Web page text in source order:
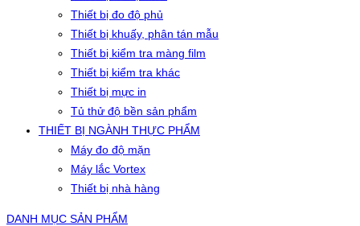
Thiết bị đo độ phủ
Thiết bị khuấy, phân tán mẫu
Thiết bị kiểm tra màng film
Thiết bị kiểm tra khác
Thiết bị mực in
Tủ thử độ bền sản phẩm
THIẾT BỊ NGÀNH THỰC PHẨM
Máy đo độ mặn
Máy lắc Vortex
Thiết bị nhà hàng
DANH MỤC SẢN PHẨM